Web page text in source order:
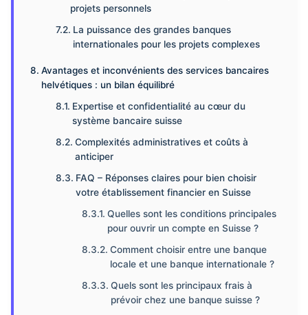
projets personnels
La puissance des grandes banques
internationales pour les projets complexes
Avantages et inconvénients des services bancaires
helvétiques : un bilan équilibré
Expertise et confidentialité au cœur du
système bancaire suisse
Complexités administratives et coûts à
anticiper
FAQ – Réponses claires pour bien choisir
votre établissement financier en Suisse
Quelles sont les conditions principales
pour ouvrir un compte en Suisse ?
Comment choisir entre une banque
locale et une banque internationale ?
Quels sont les principaux frais à
prévoir chez une banque suisse ?